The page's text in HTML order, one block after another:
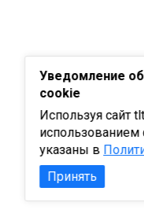
Уведомление
cookie
Используя сайт
указаны в
Принять